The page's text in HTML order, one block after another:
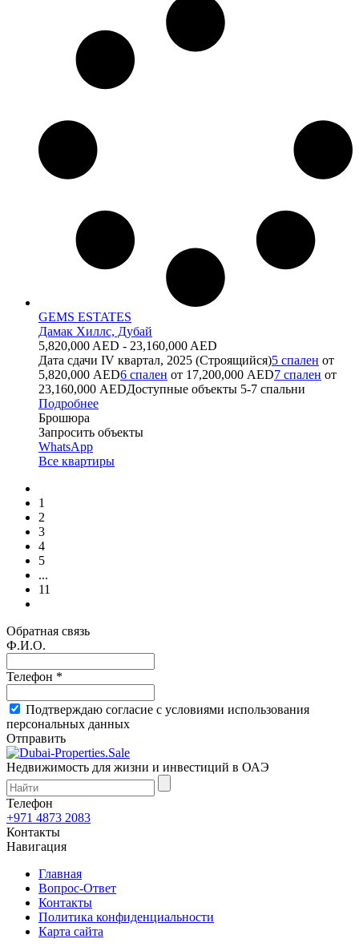
GEMS ESTATES
Дамак Хиллс, Дубай
5,820,000 AED - 23,160,000 AED
Дата сдачи IV квартал, 2025 (Строящийся)5 спален от
5,820,000 AED6 спален от 17,200,000 AED7 спален от
23,160,000 AEDДоступные объекты 5-7 спальни
Подробнее
Брошюра
Запросить объекты
WhatsApp
Все квартиры
1
2
3
4
5
...
11
Обратная связь
Ф.И.О.
Телефон *
Подтверждаю согласие с условиями использования
персональных данных
Отправить
Недвижимость для жизни и инвестиций в ОАЭ
Телефон
+971 4873 2083
Контакты
Навигация
Главная
Вопрос-Ответ
Контакты
Политика конфиденциальности
Карта сайта